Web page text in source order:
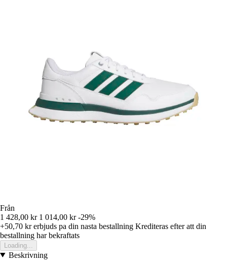
Från
1 428,00 kr 1 014,00 kr -29%
+50,70 krerbjuds pa din nasta bestallning Krediteras efter att din
bestallning har bekraftats
Loading...
Beskrivning